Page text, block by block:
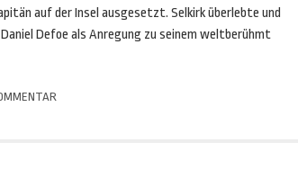
auf der Insel ausgesetzt. Selkirk überlebte und
Defoe als Anregung zu seinem weltberühmt